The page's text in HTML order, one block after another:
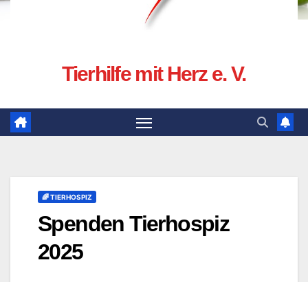
Tierhilfe mit Herz e. V.
🌈 TIERHOSPIZ
Spenden Tierhospiz
2025